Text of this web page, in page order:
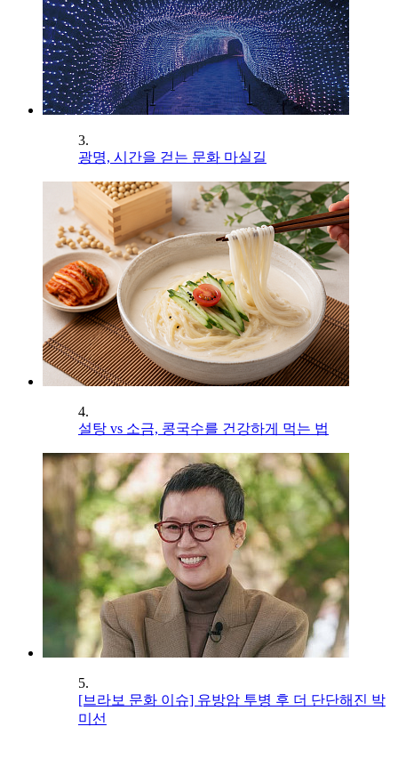
3.
광명, 시간을 걷는 문화 마실길
4.
설탕 vs 소금, 콩국수를 건강하게 먹는 법
5.
[브라보 문화 이슈] 유방암 투병 후 더 단단해진 박
미선